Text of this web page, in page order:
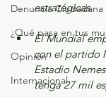
Denuncia Ciudadana
¿Qué pasa en tus
Opinión
Internacional
estratégicas.
El Mundial
con el partido
Estadio
tenga 27 mil